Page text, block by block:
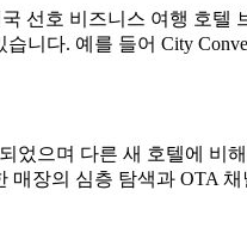
선호 비즈니스 여행 호텔
다. 예를 들어 City
되었으며 다른 새 호텔에
장의 심층 탐색과 OTA